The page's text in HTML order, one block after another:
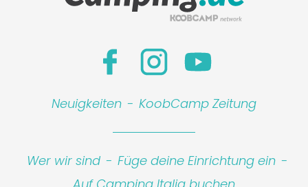
Neuigkeiten - KoobCamp Zeitung
Wer wir sind - Füge deine Einrichtung ein -